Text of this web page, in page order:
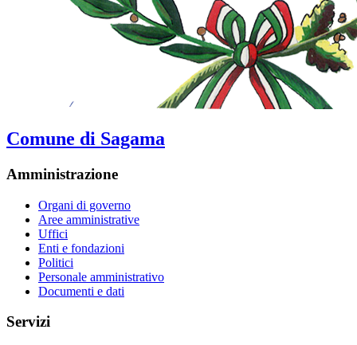
Comune di Sagama
Amministrazione
Organi di governo
Aree amministrative
Uffici
Enti e fondazioni
Politici
Personale amministrativo
Documenti e dati
Servizi